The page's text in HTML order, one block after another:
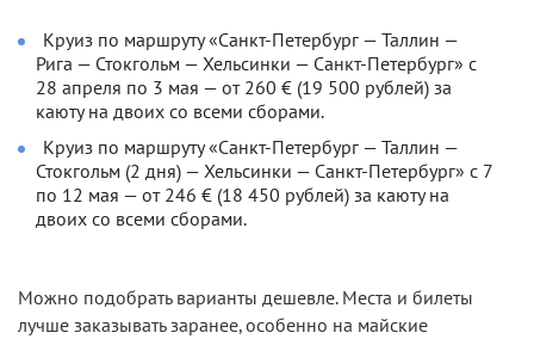
Круиз по маршруту «Санкт-Петербург — Таллин —
Рига — Стокгольм — Хельсинки — Санкт-Петербург» с
28 апреля по 3 мая — от 260 € (19 500 рублей) за
каюту на двоих со всеми сборами.
Круиз по маршруту «Санкт-Петербург — Таллин —
Стокгольм (2 дня) — Хельсинки — Санкт-Петербург» с 7
по 12 мая — от 246 € (18 450 рублей) за каюту на
двоих со всеми сборами.
Можно подобрать варианты дешевле. Места и билеты
лучше заказывать заранее, особенно на майские